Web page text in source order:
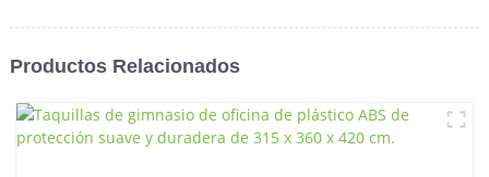
Productos Relacionados